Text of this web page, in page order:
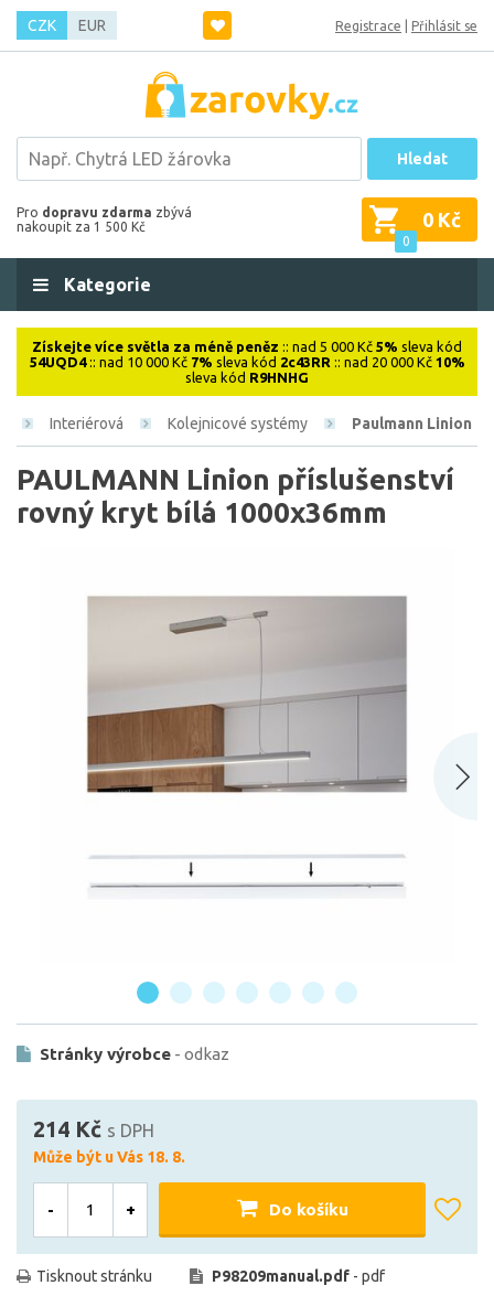
CZK EUR Registrace Přihlásit se
Hledat
Pro dopravu zdarma zbývá
nakoupit za 1 500 Kč
0
0 Kč
Kategorie
Získejte více světla za méně peněz :: nad 5 000 Kč 5% sleva kód
54UQD4:: nad 10 000 Kč 7% sleva kód 2c43RR :: nad 20 000 Kč 10%
sleva kód R9HNHG
Interiérová Kolejnicové systémy Paulmann Linion
PAULMANN Linion příslušenství
rovný kryt bílá 1000x36mm
Stránky výrobce - odkaz
214 Kč s DPH
Může být u Vás 18. 8.
- + Do košíku
Tisknout stránku P98209manual.pdf - pdf